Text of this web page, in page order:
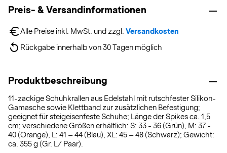
Preis- & Versandinformationen
Alle Preise inkl. MwSt. und zzgl. Versandkosten
Rückgabe innerhalb von 30 Tagen möglich
Produktbeschreibung
11-zackige Schuhkrallen aus Edelstahl mit rutschfester Silikon-
Gamasche sowie Klettband zur zusätzlichen Befestigung;
geeignet für steigeisenfeste Schuhe; Länge der Spikes ca. 1,5
cm; verschiedene Größen erhältlich: S: 33 - 36 (Grün), M: 37 -
40 (Orange), L: 41 – 44 (Blau), XL: 45 – 48 (Schwarz); Gewicht:
ca. 355 g (Gr. L/ Paar).